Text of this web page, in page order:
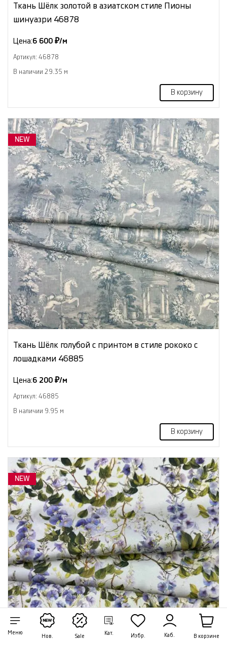
Меню
Нов. Sale
Кат. Избр. Каб. В корзине
Ткань Шёлк золотой в азиатском стиле Пионы
шинуазри 46878
Цена:6 600 ₽/м
Артикул: 46878
В наличии 29.35 м
В корзину
NEW
Ткань Шёлк голубой с принтом в стиле рококо с
лошадками 46885
Цена:6 200 ₽/м
Артикул: 46885
В наличии 9.95 м
В корзину
NEW